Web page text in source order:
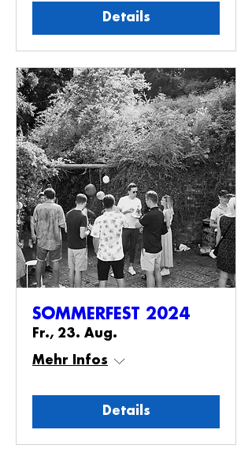
Details
SOMMERFEST 2024
Fr., 23. Aug.
Mehr Infos
Details